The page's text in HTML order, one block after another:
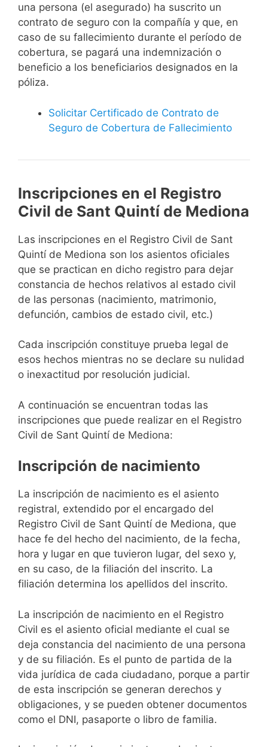
una persona (el asegurado) ha suscrito un
contrato de seguro con la compañía y que, en
caso de su fallecimiento durante el período de
cobertura, se pagará una indemnización o
beneficio a los beneficiarios designados en la
póliza.
Solicitar Certificado de Contrato de
Seguro de Cobertura de Fallecimiento
Inscripciones en el Registro
Civil de Sant Quintí de Mediona
Las inscripciones en el Registro Civil de Sant
Quintí de Mediona son los asientos oficiales
que se practican en dicho registro para dejar
constancia de hechos relativos al estado civil
de las personas (nacimiento, matrimonio,
defunción, cambios de estado civil, etc.)
Cada inscripción constituye prueba legal de
esos hechos mientras no se declare su nulidad
o inexactitud por resolución judicial.
A continuación se encuentran todas las
inscripciones que puede realizar en el Registro
Civil de Sant Quintí de Mediona:
Inscripción de nacimiento
La inscripción de nacimiento es el asiento
registral, extendido por el encargado del
Registro Civil de Sant Quintí de Mediona, que
hace fe del hecho del nacimiento, de la fecha,
hora y lugar en que tuvieron lugar, del sexo y,
en su caso, de la filiación del inscrito. La
filiación determina los apellidos del inscrito.
La inscripción de nacimiento en el Registro
Civil es el asiento oficial mediante el cual se
deja constancia del nacimiento de una persona
y de su filiación. Es el punto de partida de la
vida jurídica de cada ciudadano, porque a partir
de esta inscripción se generan derechos y
obligaciones, y se pueden obtener documentos
como el DNI, pasaporte o libro de familia.